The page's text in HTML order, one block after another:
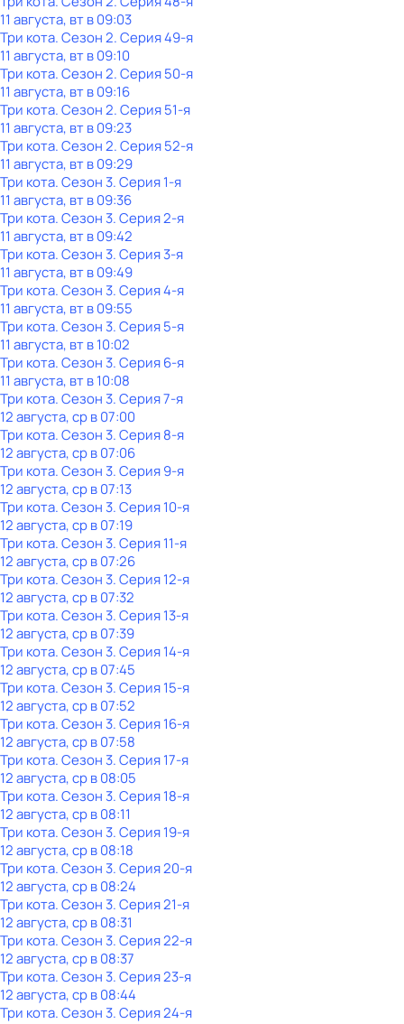
11 августа, вт в 09:03
Три кота. Сезон 2. Серия 49-я
11 августа, вт в 09:10
Три кота. Сезон 2. Серия 50-я
11 августа, вт в 09:16
Три кота. Сезон 2. Серия 51-я
11 августа, вт в 09:23
Три кота. Сезон 2. Серия 52-я
11 августа, вт в 09:29
Три кота. Сезон 3. Серия 1-я
11 августа, вт в 09:36
Три кота. Сезон 3. Серия 2-я
11 августа, вт в 09:42
Три кота. Сезон 3. Серия 3-я
11 августа, вт в 09:49
Три кота. Сезон 3. Серия 4-я
11 августа, вт в 09:55
Три кота. Сезон 3. Серия 5-я
11 августа, вт в 10:02
Три кота. Сезон 3. Серия 6-я
11 августа, вт в 10:08
Три кота. Сезон 3. Серия 7-я
12 августа, ср в 07:00
Три кота. Сезон 3. Серия 8-я
12 августа, ср в 07:06
Три кота. Сезон 3. Серия 9-я
12 августа, ср в 07:13
Три кота. Сезон 3. Серия 10-я
12 августа, ср в 07:19
Три кота. Сезон 3. Серия 11-я
12 августа, ср в 07:26
Три кота. Сезон 3. Серия 12-я
12 августа, ср в 07:32
Три кота. Сезон 3. Серия 13-я
12 августа, ср в 07:39
Три кота. Сезон 3. Серия 14-я
12 августа, ср в 07:45
Три кота. Сезон 3. Серия 15-я
12 августа, ср в 07:52
Три кота. Сезон 3. Серия 16-я
12 августа, ср в 07:58
Три кота. Сезон 3. Серия 17-я
12 августа, ср в 08:05
Три кота. Сезон 3. Серия 18-я
12 августа, ср в 08:11
Три кота. Сезон 3. Серия 19-я
12 августа, ср в 08:18
Три кота. Сезон 3. Серия 20-я
12 августа, ср в 08:24
Три кота. Сезон 3. Серия 21-я
12 августа, ср в 08:31
Три кота. Сезон 3. Серия 22-я
12 августа, ср в 08:37
Три кота. Сезон 3. Серия 23-я
12 августа, ср в 08:44
Три кота. Сезон 3. Серия 24-я